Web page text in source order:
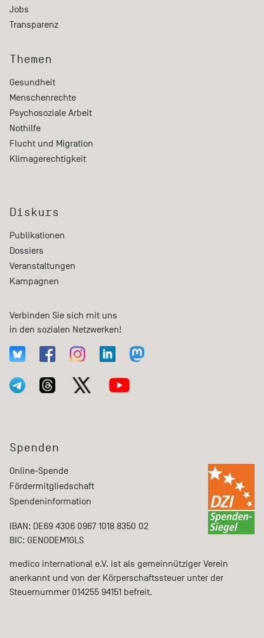
Jobs
Transparenz
Themen
Gesundheit
Menschenrechte
Psychosoziale Arbeit
Nothilfe
Flucht und Migration
Klimagerechtigkeit
Diskurs
Publikationen
Dossiers
Veranstaltungen
Kampagnen
Verbinden Sie sich mit uns
in den sozialen Netzwerken!
Spenden
Online-Spende
Fördermitgliedschaft
Spendeninformation
IBAN: DE69 4306 0967 1018 8350 02
BIC: GENODEM1GLS
medico international e.V. ist als gemeinnütziger Verein
anerkannt und von der Körperschaftssteuer unter der
Steuernummer 014255 94151 befreit.